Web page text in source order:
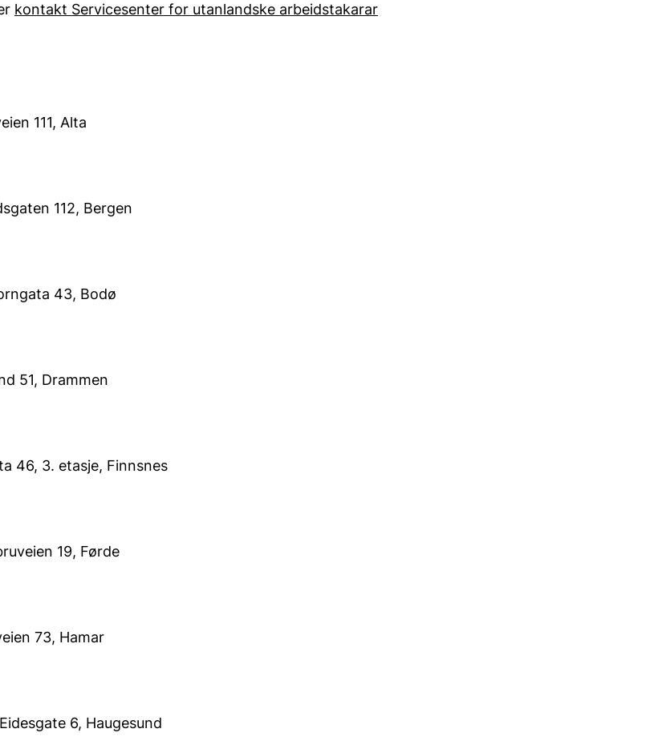
kontakt Servicesenter for utanlandske arbeidstakarar
111, Alta
112, Bergen
43, Bodø
51, Drammen
46, 3. etasje, Finnsnes
19, Førde
73, Hamar
6, Haugesund